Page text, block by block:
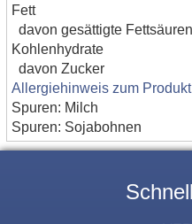
Fett
davon gesättigte Fettsäuren
Kohlenhydrate
davon Zucker
Allergiehinweis zum
Spuren: Milch
Spuren: Sojabohnen